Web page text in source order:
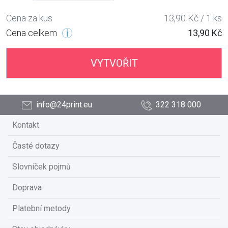
Cena za kus
13,90 Kč / 1 ks
Cena celkem
13,90 Kč
VYTVOŘIT
info@24print.eu 322 318 000
Kontakt
Časté dotazy
Slovníček pojmů
Doprava
Platební metody